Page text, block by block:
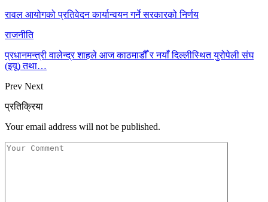
रावल आयोगको प्रतिवेदन कार्यान्वयन गर्ने सरकारको निर्णय
राजनीति
प्रधानमन्त्री वालेन्द्र शाहले आज काठमाडौँ र नयाँ दिल्लीस्थित युरोपेली संघ
(इयू) तथा…
Prev Next
प्रतिक्रिया
Your email address will not be published.